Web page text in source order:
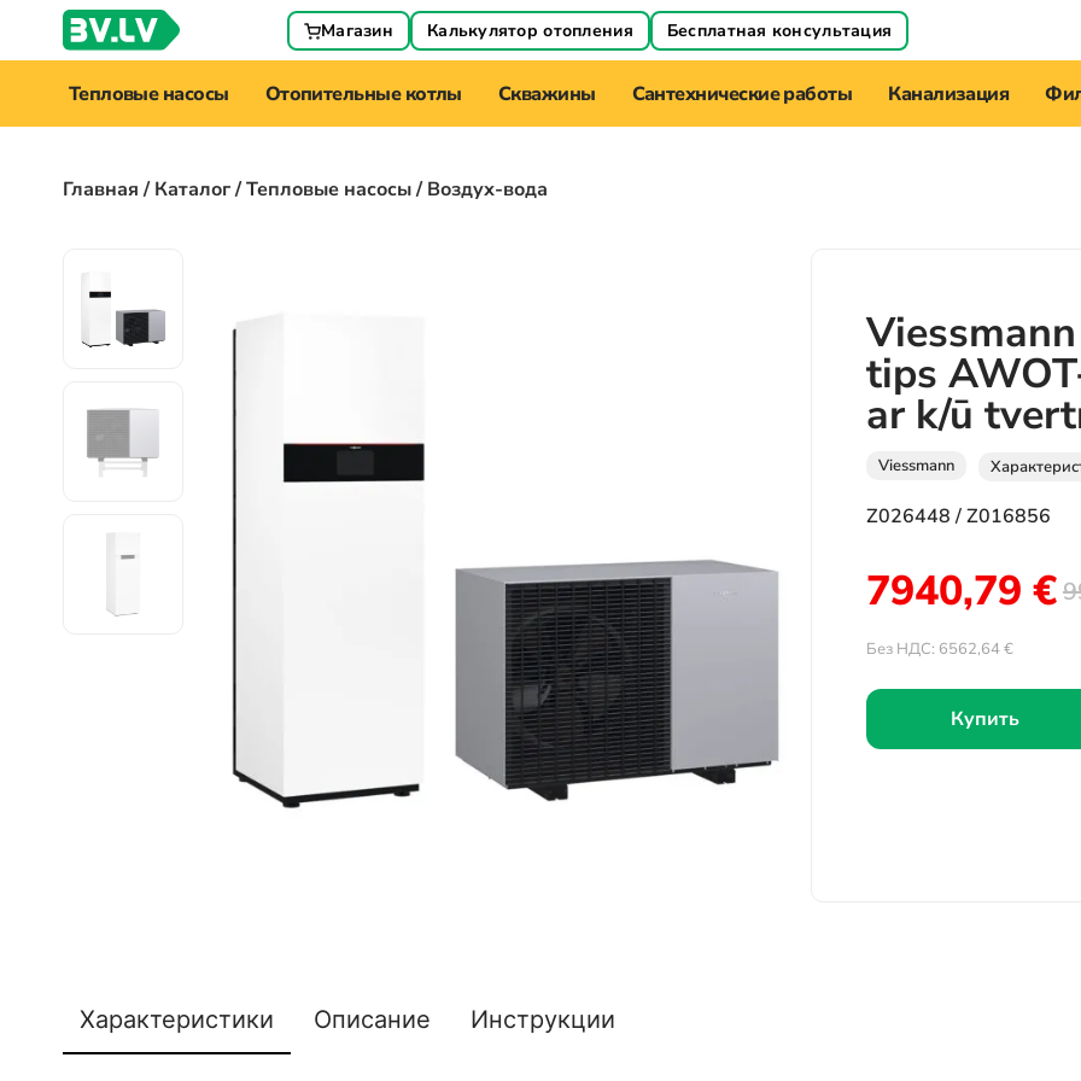
Магазин Калькулятор отопления Бесплатная консультация
Тепловые насосы Отопительные котлы Скважины Сантехнические работы Канализация
Главная/Каталог/Тепловые насосы/ Воздух-вода
tips
ar k/ū
Viessmann
Z026448 / Z016856
7940,79 €
Без НДС: 6562,64€
Купить
Характеристики Описание Инструкции